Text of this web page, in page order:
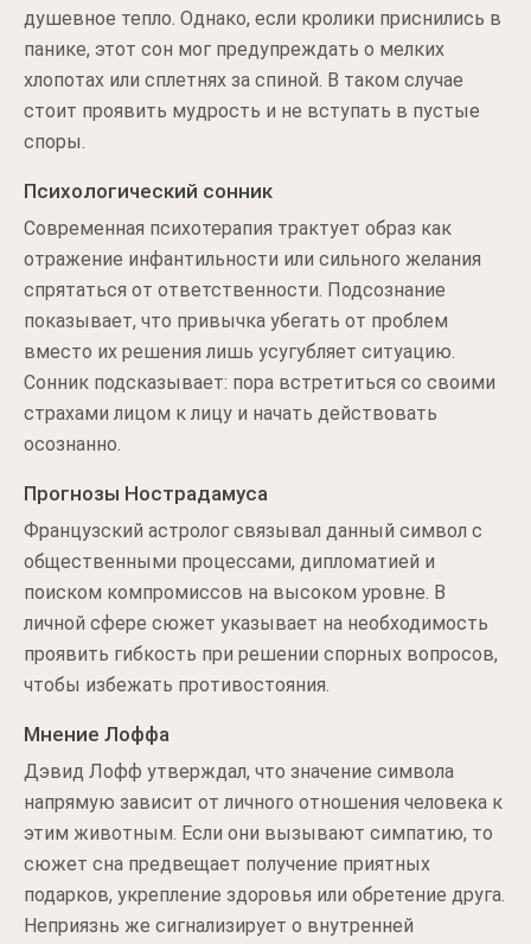
душевное тепло. Однако, если кролики приснились в
панике, этот сон мог предупреждать о мелких
хлопотах или сплетнях за спиной. В таком случае
стоит проявить мудрость и не вступать в пустые
споры.
Психологический сонник
Современная психотерапия трактует образ как
отражение инфантильности или сильного желания
спрятаться от ответственности. Подсознание
показывает, что привычка убегать от проблем
вместо их решения лишь усугубляет ситуацию.
Сонник подсказывает: пора встретиться со своими
страхами лицом к лицу и начать действовать
осознанно.
Прогнозы Нострадамуса
Французский астролог связывал данный символ с
общественными процессами, дипломатией и
поиском компромиссов на высоком уровне. В
личной сфере сюжет указывает на необходимость
проявить гибкость при решении спорных вопросов,
чтобы избежать противостояния.
Мнение Лоффа
Дэвид Лофф утверждал, что значение символа
напрямую зависит от личного отношения человека к
этим животным. Если они вызывают симпатию, то
сюжет сна предвещает получение приятных
подарков, укрепление здоровья или обретение друга.
Неприязнь же сигнализирует о внутренней